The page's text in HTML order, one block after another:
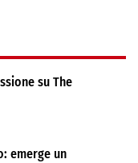
su The
emerge un